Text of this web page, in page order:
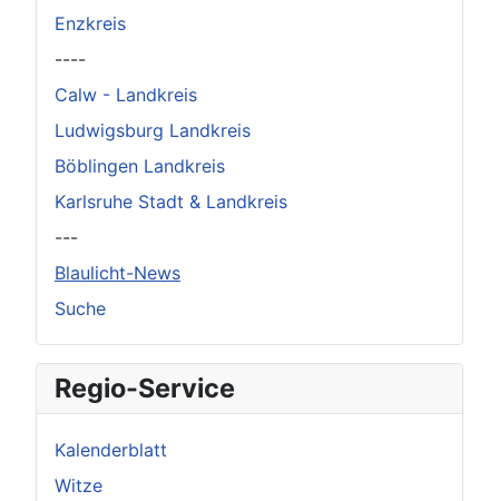
Enzkreis
----
Calw - Landkreis
Ludwigsburg Landkreis
Böblingen Landkreis
Karlsruhe Stadt & Landkreis
---
Blaulicht-News
Suche
Regio-Service
Kalenderblatt
Witze